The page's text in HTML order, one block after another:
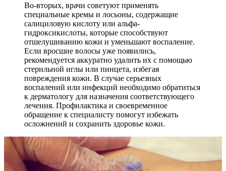
Во-вторых, врачи советуют применять
специальные кремы и лосьоны, содержащие
салициловую кислоту или альфа-
гидроксикислоты, которые способствуют
отшелушиванию кожи и уменьшают воспаление.
Если вросшие волосы уже появились,
рекомендуется аккуратно удалить их с помощью
стерильной иглы или пинцета, избегая
повреждения кожи. В случае серьезных
воспалений или инфекций необходимо обратиться
к дерматологу для назначения соответствующего
лечения. Профилактика и своевременное
обращение к специалисту помогут избежать
осложнений и сохранить здоровье кожи.